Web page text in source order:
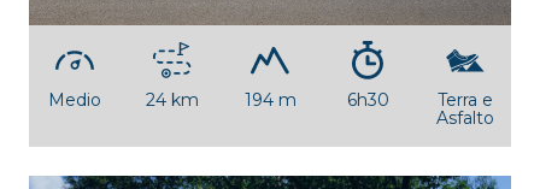
Medio 24 km 194 m 6h30
Terra e
Asfalto